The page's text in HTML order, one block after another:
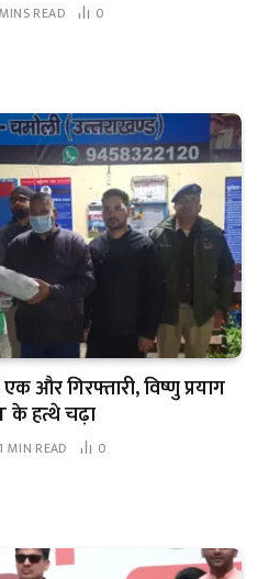
READ 0
और गिरफ्तारी, विष्णु प्रयाग
के हत्थे चढ़ा
1 MIN READ 0